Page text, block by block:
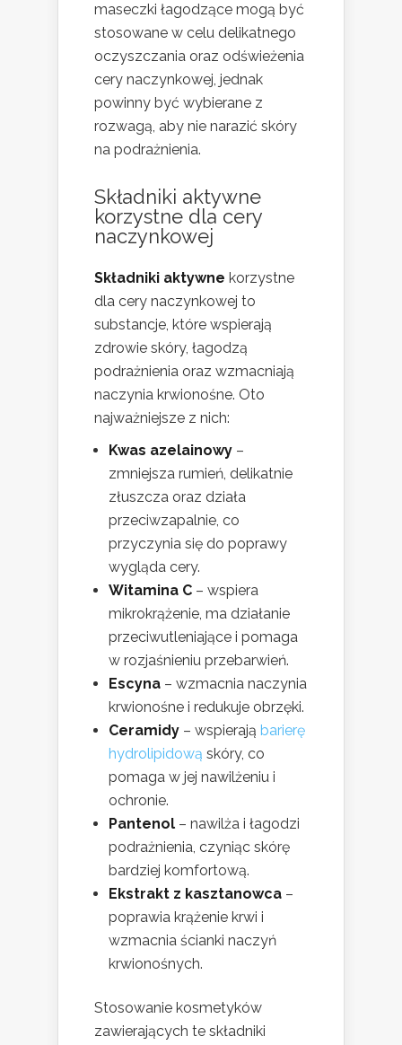
maseczki łagodzące mogą być
stosowane w celu delikatnego
oczyszczania oraz odświeżenia
cery naczynkowej, jednak
powinny być wybierane z
rozwagą, aby nie narazić skóry
na podrażnienia.
Składniki aktywne
korzystne dla cery
naczynkowej
Składniki aktywne korzystne
dla cery naczynkowej to
substancje, które wspierają
zdrowie skóry, łagodzą
podrażnienia oraz wzmacniają
naczynia krwionośne. Oto
najważniejsze z nich:
Kwas azelainowy –
zmniejsza rumień, delikatnie
złuszcza oraz działa
przeciwzapalnie, co
przyczynia się do poprawy
wygląda cery.
Witamina C – wspiera
mikrokrążenie, ma działanie
przeciwutleniające i pomaga
w rozjaśnieniu przebarwień.
Escyna – wzmacnia naczynia
krwionośne i redukuje obrzęki.
Ceramidy – wspierają barierę
hydrolipidową skóry, co
pomaga w jej nawilżeniu i
ochronie.
Pantenol – nawilża i łagodzi
podrażnienia, czyniąc skórę
bardziej komfortową.
Ekstrakt z kasztanowca –
poprawia krążenie krwi i
wzmacnia ścianki naczyń
krwionośnych.
Stosowanie kosmetyków
zawierających te składniki